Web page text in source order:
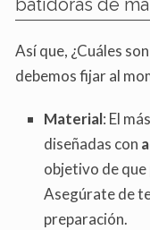
batidoras de
Así que, ¿Cuáles
debemos fijar al
Material: El
diseñadas con
objetivo de
Asegúrate de
preparación.